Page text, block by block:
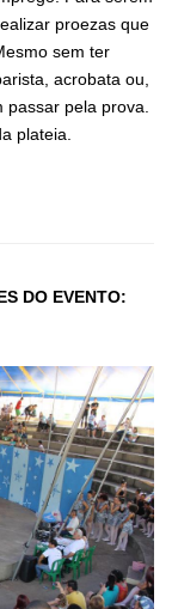
proezas que
sem ter
acrobata ou,
passar pela prova.
plateia.
DO EVENTO: